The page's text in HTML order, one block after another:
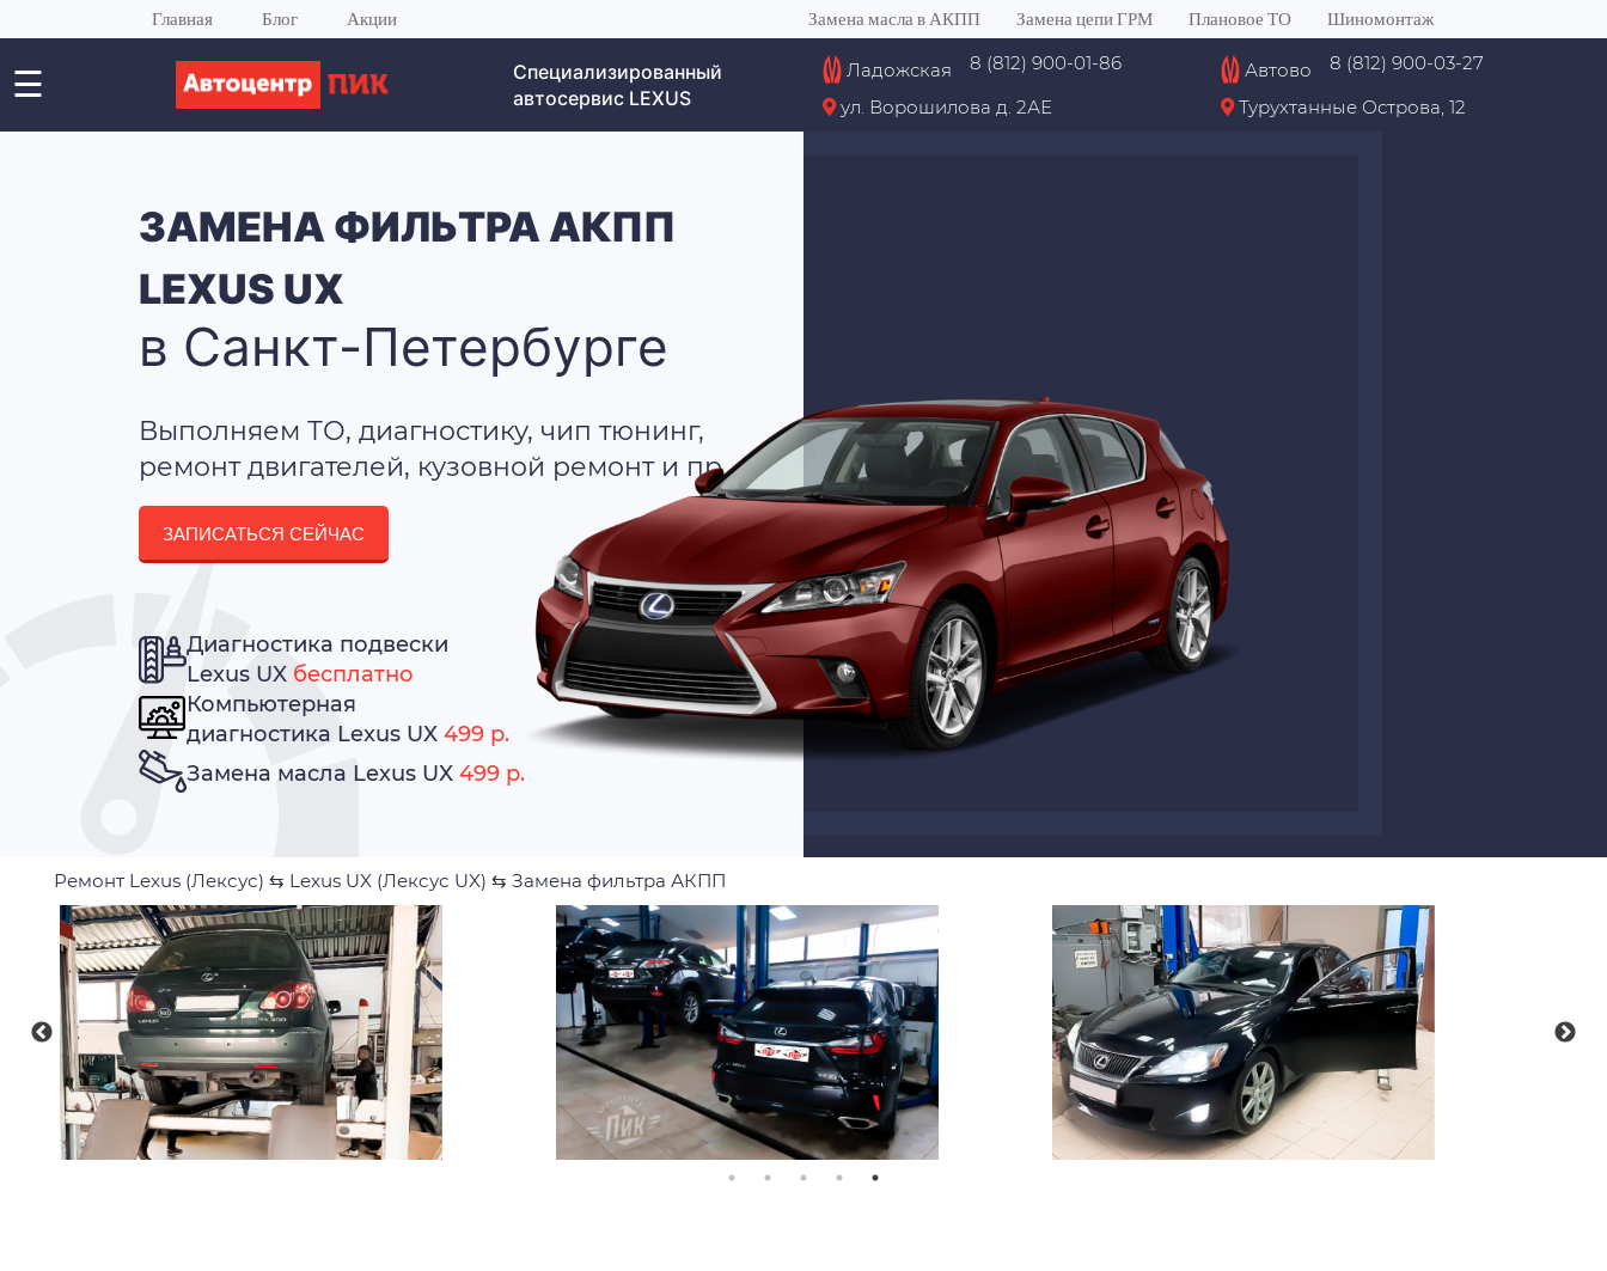
Главная Блог Акции Замена масла в АКПП Замена цепи ГРМ Плановое ТО Шиномонтаж
☰
Специализированный
автосервис LEXUS
Ладожская
8 (812) 900-01-86
ул. Ворошилова д. 2АЕ
Автово
8 (812) 900-03-27
Турухтанные Острова, 12
ЗАМЕНА ФИЛЬТРА АКПП
LEXUS UX
в Санкт-Петербурге
Выполняем ТО, диагностику, чип тюнинг,
ремонт двигателей, кузовной ремонт и пр.
ЗАПИСАТЬСЯ СЕЙЧАС
Диагностика подвески
Lexus UX бесплатно
Компьютерная
диагностика Lexus UX 499 р.
Замена масла Lexus UX 499 р.
Ремонт Lexus (Лексус) ⇆ Lexus UX (Лексус UX) ⇆ Замена фильтра АКПП